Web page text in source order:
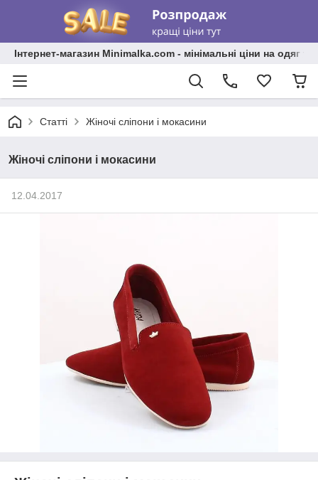
Інтернет-магазин Minimalka.com - мінімальні ціни на одяг
Статті Жіночі сліпони і мокасини
Жіночі сліпони і мокасини
12.04.2017